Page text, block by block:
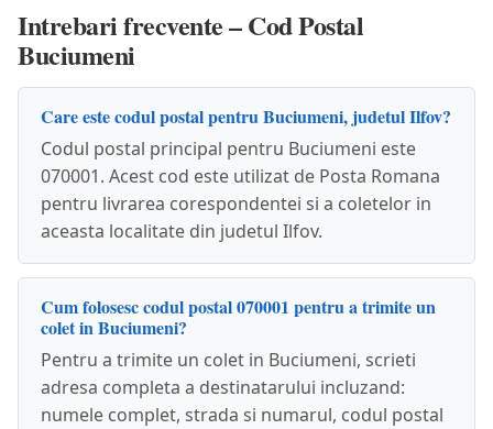
Intrebari frecvente – Cod Postal
Buciumeni
Care este codul postal pentru Buciumeni, judetul Ilfov?
Codul postal principal pentru Buciumeni este
070001. Acest cod este utilizat de Posta Romana
pentru livrarea corespondentei si a coletelor in
aceasta localitate din judetul Ilfov.
Cum folosesc codul postal 070001 pentru a trimite un
colet in Buciumeni?
Pentru a trimite un colet in Buciumeni, scrieti
adresa completa a destinatarului incluzand:
numele complet, strada si numarul, codul postal